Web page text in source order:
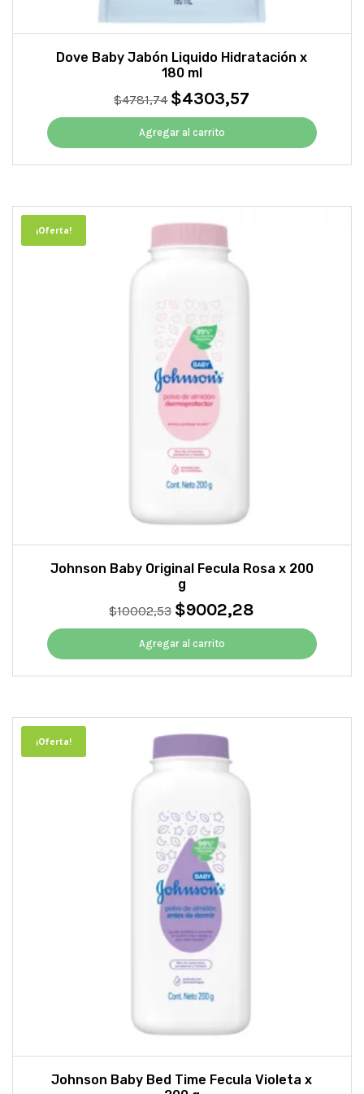
Dove Baby Jabón Liquido Hidratación x
180 ml
$4781,74 El
precio
original
era:
$4781,74.
$4303,57
precio
es:
$4303,57.
Agregar al carrito
¡Oferta!
Johnson Baby Original Fecula Rosa x 200
g
$10002,53 El
precio
original
era:
$10002,53.
$9002,28
precio
es:
$9002,28.
Agregar al carrito
¡Oferta!
Johnson Baby Bed Time Fecula Violeta x